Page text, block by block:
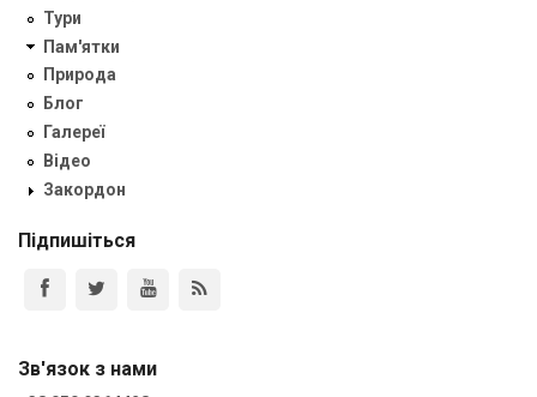
Тури
Пам'ятки
Природа
Блог
Галереї
Відео
Закордон
Підпишіться
Зв'язок з нами